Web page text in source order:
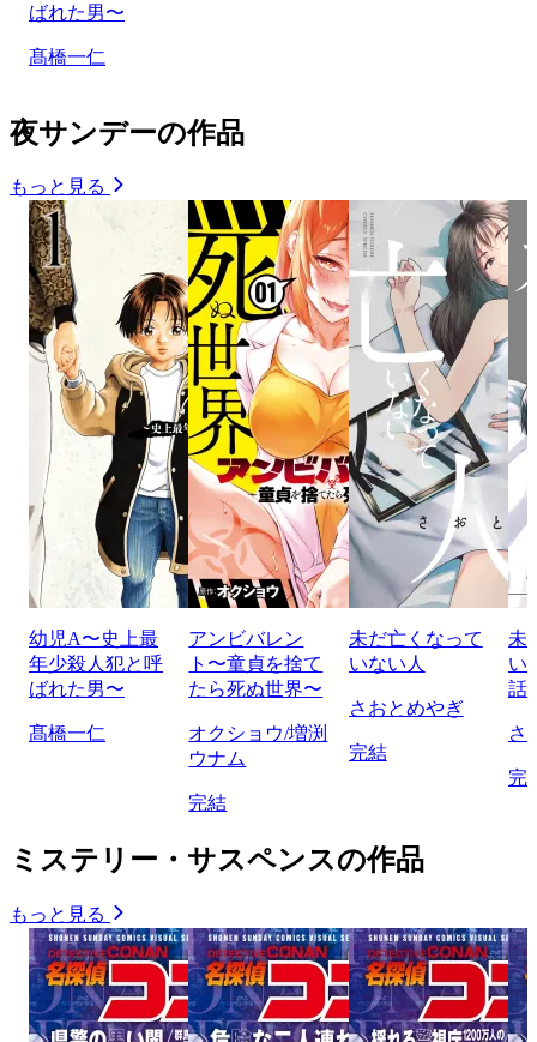
ばれた男〜
髙橋一仁
夜サンデーの作品
もっと見る
幼児A〜史上最
年少殺人犯と呼
ばれた男〜
髙橋一仁
アンビバレン
ト〜童貞を捨て
たら死ぬ世界〜
オクショウ/増渕
ウナム
完結
未だ亡くなって
いない人
さおとめやぎ
完結
未
い
話
さ
完
ミステリー・サスペンスの作品
もっと見る